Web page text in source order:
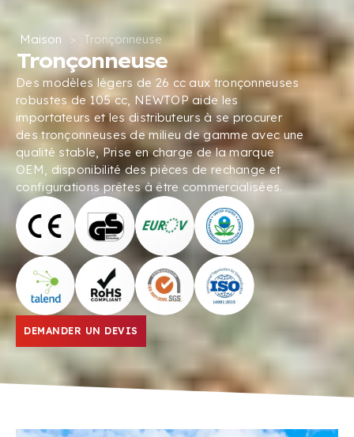
Maison > Tronçonneuse
Tronçonneuse
Des modèles légers de 26 cc aux tronçonneuses
robustes de 105 cc, NEWTOP aide les
importateurs et les distributeurs à se procurer
des tronçonneuses de milieu de gamme avec une
qualité stable, Prise en charge de la marque
OEM, disponibilité des pièces de rechange et
configurations prêtes à être commercialisées.
DEMANDER UN DEVIS